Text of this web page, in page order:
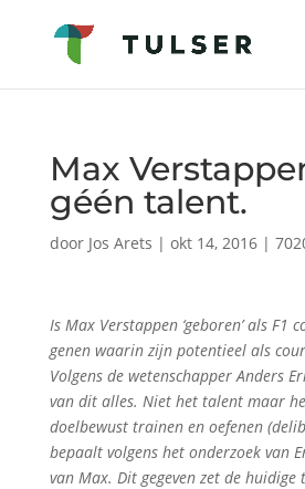
Max
géén talent.
door Jos Arets | okt 14, 2016|
Is Max Verstappen ‘geboren’ als F1
genen waarin zijn potentieel als
Volgens de wetenschapper Anders
van dit alles. Niet het talent maar
doelbewust trainen en oefenen
bepaalt volgens het onderzoek van
van Max. Dit gegeven zet de